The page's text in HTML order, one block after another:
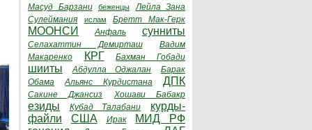
Масуд Барзани беженцы
Лейла Зана
Сулеймания
ислам Бретт Мак-Герк
МООНСИ Анфаль сунниты
Селахаттин Демирташ
Вадим
Макаренко
КРГ Бахман Гобади
шииты Абдулла Оджалан
Барак
Обама
Альянс Курдистана ДПК
Сакине Джансиз Хошави Бабакр
езиды Кубад Талабани
курды-
файли
США Ирак
МИД РФ